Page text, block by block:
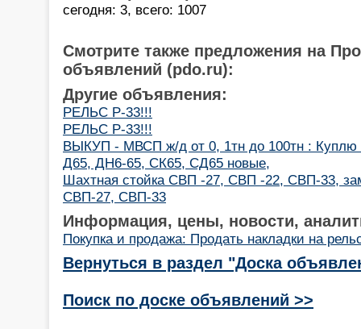
сегодня: 3, всего: 1007
Смотрите также предложения на
объявлений (pdo.ru):
Другие объявления:
РЕЛЬС Р-33!!!
РЕЛЬС Р-33!!!
ВЫКУП - МВСП ж/д от 0, 1тн до 100тн : Куплю
Д65, ДН6-65, СК65, СД65 новые,
Шахтная стойка СВП -27, СВП -22, СВП-33,
СВП-27, СВП-33
Информация, цены, новости,
Покупка и продажа: Продать накладки на
Вернуться в раздел "Доска
Поиск по доске объявлений >>